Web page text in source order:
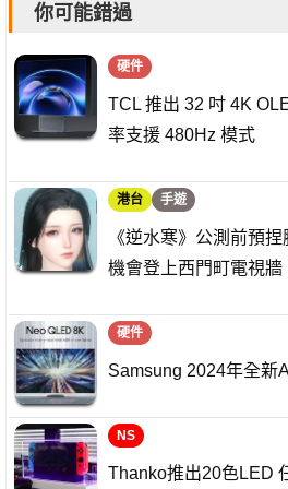
你可能錯過
硬件
TCL 推出 32 吋 4K
率支援 480Hz 模式
港台 手遊
《逆水寒》公測前預
機會登上西門町電視牆
硬件
Samsung 2024年全新
NS
Thanko推出20色LED